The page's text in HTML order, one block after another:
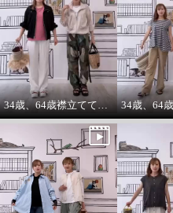
ント 大人ブルゾン
グレージュ ７号
¥0
34歳、64歳襟立ててブルゾンを着る えっ？襟立てない？